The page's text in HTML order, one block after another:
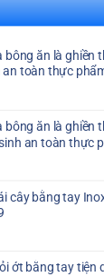
bông ăn là ghiền
an toàn thực
bông ăn là ghiền
an toàn thực
cây bằng tay
ớt bằng tay tiện